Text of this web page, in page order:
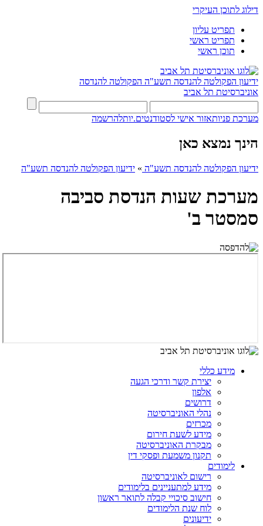
דילוג לתוכן העיקרי
תפריט עליון
תפריט ראשי
תוכן ראשי
ידיעון הפקולטה להנדסה תשע"ה הפקולטה להנדסה
אוניברסיטת תל אביב
מערכת פניותאזור אישי לסטודנטים.יותלהרשמה
הינך נמצא כאן
ידיעון הפקולטה להנדסה תשע"ה » ידיעון הפקולטה להנדסה תשע"ה
מערכת שעות הנדסת סביבה
סמסטר ב'
מידע כללי
יצירת קשר ודרכי הגעה
אלפון
דרושים
נהלי האוניברסיטה
מכרזים
מידע לשעת חירום
מבקרת האוניברסיטה
תקנון משמעת ופסקי דין
לימודים
רישום לאוניברסיטה
מידע למתעניינים בלימודים
חישוב סיכויי קבלה לתואר ראשון
לוח שנת הלימודים
ידיעונים